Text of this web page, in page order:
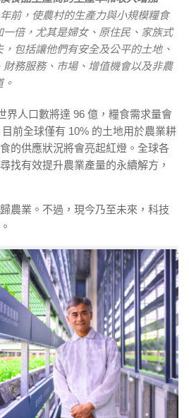
前，使農村的生產力與小規模糧食
一倍，尤其是婦女、原住民、家族式
包括讓他們有安全及公平的土地、
財務服務、市場、增值機會以及非農
界人口數將達 96 億，糧食需求量會
前全球僅有 10% 的土地用於農業耕
的供應狀況將會亮起紅燈。全球各
找有效提升農業產量的永續解方，
農業。不過，現今乃至未來，科技